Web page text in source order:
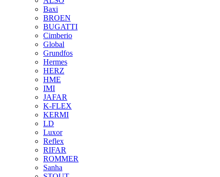
Baxi
BROEN
BUGATTI
Cimberio
Global
Grundfos
Hermes
HERZ
HME
IMI
JAFAR
K-FLEX
KERMI
LD
Luxor
Reflex
RIFAR
ROMMER
Sanha